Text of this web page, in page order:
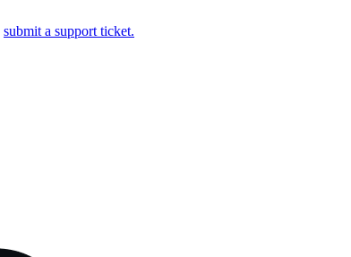
submit a support ticket.